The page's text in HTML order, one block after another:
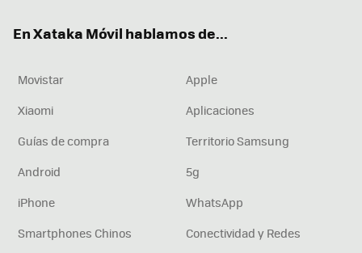
En Xataka Móvil hablamos de...
Movistar
Apple
Xiaomi
Aplicaciones
Guías de compra
Territorio Samsung
Android
5g
iPhone
WhatsApp
Smartphones Chinos
Conectividad y Redes